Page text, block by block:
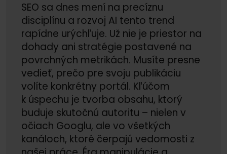
SEO sa dnes mení na precíznu
disciplínu a rozvoj AI tento trend
rapídne urýchľuje. Už nie je priestor na
dohady ani stratégie postavené na
povrchných metrikách. Musíte presne
vedieť, prečo pre svoju publikáciu
volíte konkrétny portál. Kľúčom
k úspechu je tvorba obsahu, ktorý
buduje skutočnú autoritu – nielen v
očiach Googlu, ale vo všetkých
kanáloch, ktoré čerpajú vedomosti z